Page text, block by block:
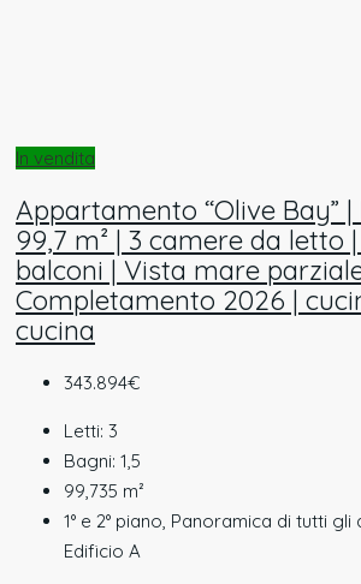
In vendita
Appartamento “Olive Bay”
99,7 m² | 3 camere da letto
balconi | Vista mare
Completamento 2026 |
cucina
343.894€
Letti: 3
Bagni: 1,5
99,735 m²
1° e 2° piano, Panoramica di tutti
Edificio A